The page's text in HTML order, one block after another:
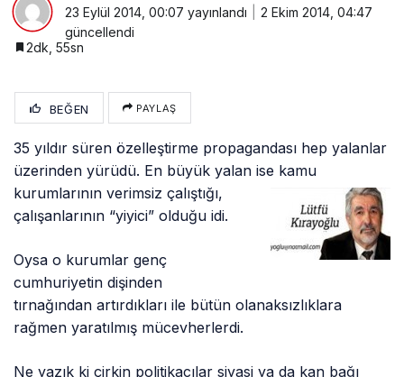
23 Eylül 2014, 00:07 yayınlandı
2 Ekim 2014, 04:47
güncellendi
2dk, 55sn
BEĞEN PAYLAŞ
35 yıldır süren özelleştirme propagandası hep yalanlar
üzerinden yürüdü. En büyük yalan ise kamu
kurumlarının verimsiz çalıştığı,
çalışanlarının “yiyici” olduğu idi.
Oysa o kurumlar genç
cumhuriyetin dişinden
tırnağından artırdıkları ile bütün olanaksızlıklara
rağmen yaratılmış mücevherlerdi.
Ne yazık ki çirkin politikacılar siyasi ya da kan bağı